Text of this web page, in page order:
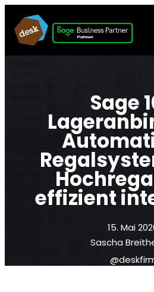
Sage
effizient
15. Mai
Sascha